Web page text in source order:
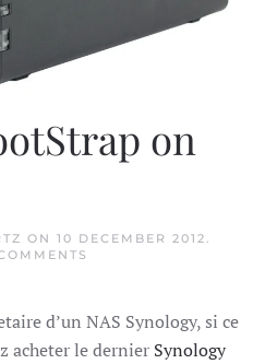
on
ON 10 DECEMBER 2012.
FIRE
d’un NAS Synology, si ce
acheter le dernier Synology